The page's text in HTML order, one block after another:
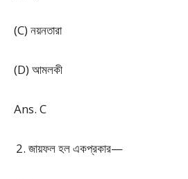
(C) নয়নতারা
(D) আমলকী
Ans. C
জায়ফল হল একপ্রকার—